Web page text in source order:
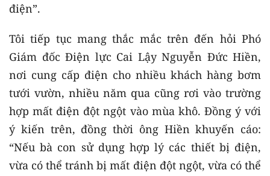
điện”.
Tôi tiếp tục mang thắc mắc trên đến hỏi Phó
Giám đốc Điện lực Cai Lậy Nguyễn Đức Hiền,
nơi cung cấp điện cho nhiều khách hàng bơm
tưới vườn, nhiều năm qua cũng rơi vào trường
hợp mất điện đột ngột vào mùa khô. Đồng ý với
ý kiến trên, đồng thời ông Hiền khuyến cáo:
“Nếu bà con sử dụng hợp lý các thiết bị điện,
vừa có thể tránh bị mất điện đột ngột, vừa có thể